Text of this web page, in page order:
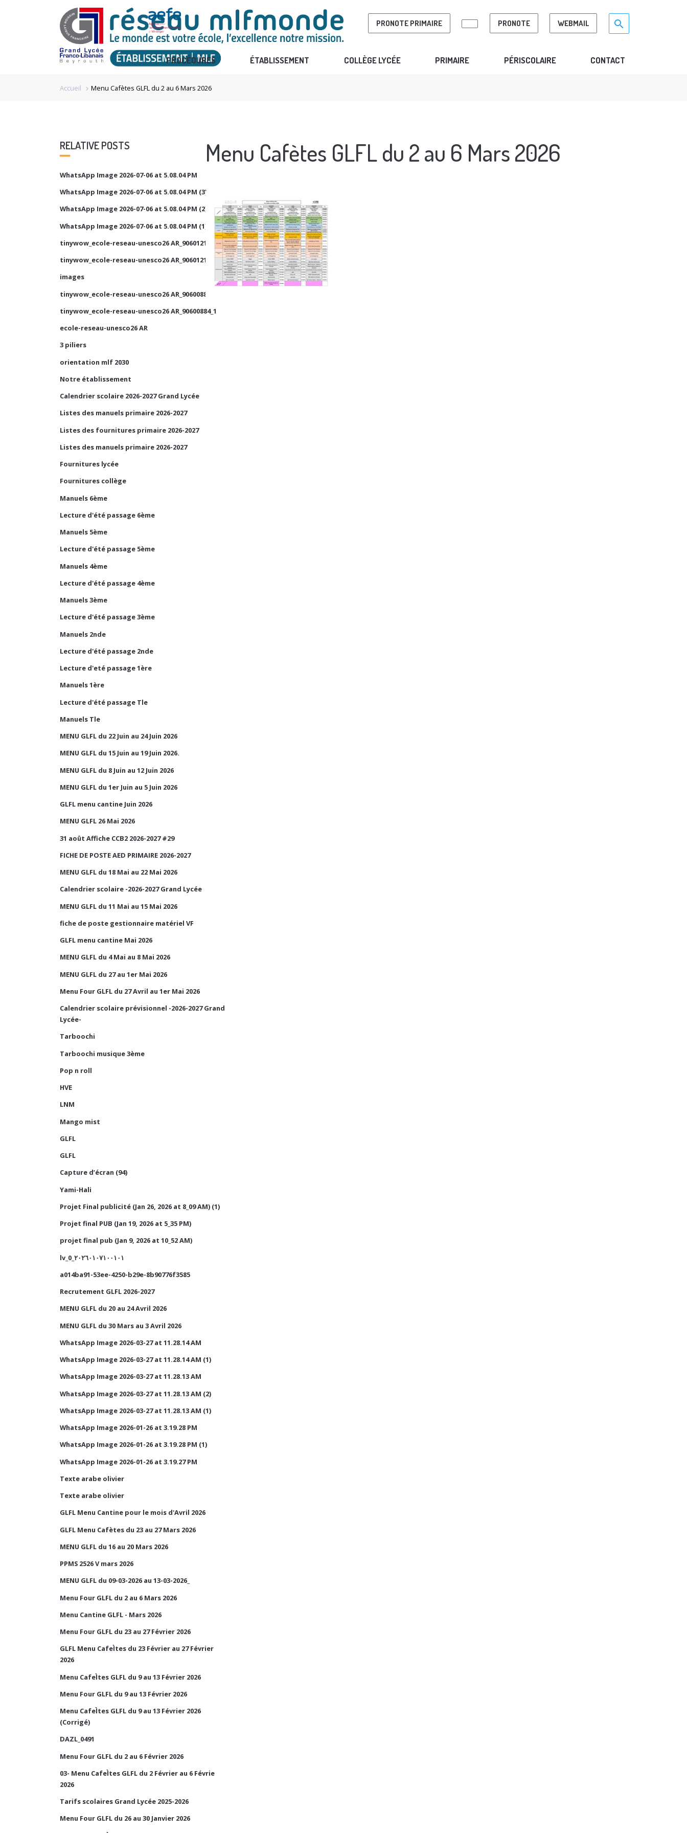
PRONOTE PRIMAIRE PRONOTE WEBMAIL Search for:>
search
PROCÉDURES ÉTABLISSEMENT COLLÈGE LYCÉE PRIMAIRE PÉRISCOLAIRE CONTACT
Accueil chevron_right Menu Cafètes GLFL du 2 au 6 Mars 2026
RELATIVE POSTS
WhatsApp Image 2026-07-06 at 5.08.04 PM
WhatsApp Image 2026-07-06 at 5.08.04 PM (3)
WhatsApp Image 2026-07-06 at 5.08.04 PM (2)
WhatsApp Image 2026-07-06 at 5.08.04 PM (1)
tinywow_ecole-reseau-unesco26 AR_90601210_1
tinywow_ecole-reseau-unesco26 AR_90601210_2
images
tinywow_ecole-reseau-unesco26 AR_90600884_2
tinywow_ecole-reseau-unesco26 AR_90600884_1
ecole-reseau-unesco26 AR
3 piliers
orientation mlf 2030
Notre établissement
Calendrier scolaire 2026-2027 Grand Lycée
Listes des manuels primaire 2026-2027
Listes des fournitures primaire 2026-2027
Listes des manuels primaire 2026-2027
Fournitures lycée
Fournitures collège
Manuels 6ème
Lecture d'été passage 6ème
Manuels 5ème
Lecture d'été passage 5ème
Manuels 4ème
Lecture d'été passage 4ème
Manuels 3ème
Lecture d'été passage 3ème
Manuels 2nde
Lecture d'été passage 2nde
Lecture d'eté passage 1ère
Manuels 1ère
Lecture d'été passage Tle
Manuels Tle
MENU GLFL du 22 Juin au 24 Juin 2026
MENU GLFL du 15 Juin au 19 Juin 2026.
MENU GLFL du 8 Juin au 12 Juin 2026
MENU GLFL du 1er Juin au 5 Juin 2026
GLFL menu cantine Juin 2026
MENU GLFL 26 Mai 2026
31 août Affiche CCB2 2026-2027 #29
FICHE DE POSTE AED PRIMAIRE 2026-2027
MENU GLFL du 18 Mai au 22 Mai 2026
Calendrier scolaire -2026-2027 Grand Lycée
MENU GLFL du 11 Mai au 15 Mai 2026
fiche de poste gestionnaire matériel VF
GLFL menu cantine Mai 2026
MENU GLFL du 4 Mai au 8 Mai 2026
MENU GLFL du 27 au 1er Mai 2026
Menu Four GLFL du 27 Avril au 1er Mai 2026
Calendrier scolaire prévisionnel -2026-2027 Grand
Lycée-
Tarboochi
Tarboochi musique 3ème
Pop n roll
HVE
LNM
Mango mist
GLFL
GLFL
Capture d’écran (94)
Yami-Hali
Projet Final publicité (Jan 26, 2026 at 8_09 AM) (1)
Projet final PUB (Jan 19, 2026 at 5_35 PM)
projet final pub (Jan 9, 2026 at 10_52 AM)
lv_0_٢٠٢٦٠١٠٧١٠٠١٠١
a014ba91-53ee-4250-b29e-8b90776f3585
Recrutement GLFL 2026-2027
MENU GLFL du 20 au 24 Avril 2026
MENU GLFL du 30 Mars au 3 Avril 2026
WhatsApp Image 2026-03-27 at 11.28.14 AM
WhatsApp Image 2026-03-27 at 11.28.14 AM (1)
WhatsApp Image 2026-03-27 at 11.28.13 AM
WhatsApp Image 2026-03-27 at 11.28.13 AM (2)
WhatsApp Image 2026-03-27 at 11.28.13 AM (1)
WhatsApp Image 2026-01-26 at 3.19.28 PM
WhatsApp Image 2026-01-26 at 3.19.28 PM (1)
WhatsApp Image 2026-01-26 at 3.19.27 PM
Texte arabe olivier
Texte arabe olivier
GLFL Menu Cantine pour le mois d'Avril 2026
GLFL Menu Cafètes du 23 au 27 Mars 2026
MENU GLFL du 16 au 20 Mars 2026
PPMS 2526 V mars 2026
MENU GLFL du 09-03-2026 au 13-03-2026_
Menu Four GLFL du 2 au 6 Mars 2026
Menu Cantine GLFL - Mars 2026
Menu Four GLFL du 23 au 27 Février 2026
GLFL Menu CafeÌtes du 23 Février au 27 Février
2026
Menu CafeÌtes GLFL du 9 au 13 Février 2026
Menu Four GLFL du 9 au 13 Février 2026
Menu CafeÌtes GLFL du 9 au 13 Février 2026
(Corrigé)
DAZL_0491
Menu Four GLFL du 2 au 6 Février 2026
03- Menu CafeÌtes GLFL du 2 Février au 6 Févrie
2026
Tarifs scolaires Grand Lycée 2025-2026
Menu Four GLFL du 26 au 30 Janvier 2026
Menu Cafètes GLFL du 2 au 6 Mars 2026